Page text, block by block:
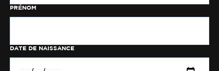
PRÉNOM
DATE DE NAISSANCE